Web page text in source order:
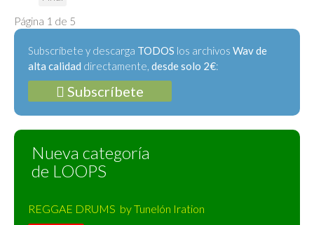
Página 1 de 5
Subscríbete y descarga TODOS los archivos Wav de
alta calidad directamente, desde solo 2€:
Subscríbete
Nueva categoría
de LOOPS
REGGAE DRUMS by Tunelón Iration